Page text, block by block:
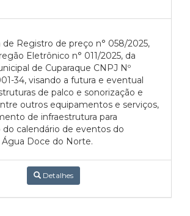
de Registro de preço n° 058/2025,
Eletrônico n° 011/2025, da
de Cuparaque CNPJ Nº
34, visando a futura e eventual
de palco e sonorização e
outros equipamentos e serviços,
de infraestrutura para
calendário de eventos do
Doce do Norte.
Detalhes